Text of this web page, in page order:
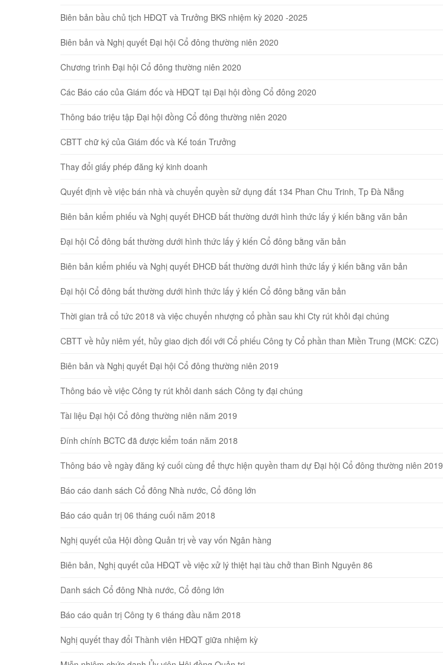
Biên bản bầu chủ tịch HĐQT và Trưởng BKS nhiệm kỳ 2020 -2025
Biên bản và Nghị quyết Đại hội Cổ đông thường niên 2020
Chương trình Đại hội Cổ đông thường niên 2020
Các Báo cáo của Giám đốc và HĐQT tại Đại hội đồng Cổ đông 2020
Thông báo triệu tập Đại hội đồng Cổ đông thường niên 2020
CBTT chữ ký của Giám đốc và Kế toán Trưởng
Thay đổi giấy phép đăng ký kinh doanh
Quyết định về việc bán nhà và chuyển quyền sử dụng đất 134 Phan Chu Trinh, Tp Đà Nẵng
Biên bản kiểm phiếu và Nghị quyết ĐHCĐ bất thường dưới hình thức lấy ý kiến bằng văn bản
Đại hội Cổ đông bất thường dưới hình thức lấy ý kiến Cổ đông bằng văn bản
Biên bản kiểm phiếu và Nghị quyết ĐHCĐ bất thường dưới hình thức lấy ý kiến bằng văn bản
Đại hội Cổ đông bất thường dưới hình thức lấy ý kiến Cổ đông bằng văn bản
Thời gian trả cổ tức 2018 và việc chuyển nhượng cổ phần sau khi Cty rút khỏi đại chúng
CBTT về hủy niêm yết, hủy giao dịch đối với Cổ phiếu Công ty Cổ phần than Miền Trung (MCK: CZC)
Biên bản và Nghị quyết Đại hội Cổ đông thường niên 2019
Thông báo về việc Công ty rút khỏi danh sách Công ty đại chúng
Tài liệu Đại hội Cổ đông thường niên năm 2019
Đính chính BCTC đã được kiểm toán năm 2018
Thông báo về ngày đăng ký cuối cùng để thực hiện quyền tham dự Đại hội Cổ đông thường niên 2019
Báo cáo danh sách Cổ đông Nhà nước, Cổ đông lớn
Báo cáo quản trị 06 tháng cuối năm 2018
Nghị quyết của Hội đồng Quản trị về vay vốn Ngân hàng
Biên bản, Nghị quyết của HĐQT về việc xử lý thiệt hại tàu chở than Bình Nguyên 86
Danh sách Cổ đông Nhà nước, Cổ đông lớn
Báo cáo quản trị Công ty 6 tháng đầu năm 2018
Nghị quyết thay đổi Thành viên HĐQT giữa nhiệm kỳ